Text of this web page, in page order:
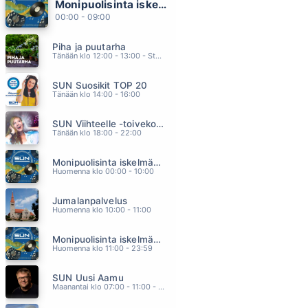
KYLMÄT KYYNELEET
ÄLÄ MEE
JAISET TUULET
NON SIAMO SOLI
Monipuolisinta iskelmää ja parasta poppia
00:00 - 09:00
Piha ja puutarha
Tänään klo 12:00 - 13:00 - Studiossa: Pinsiön Taimisto
SUN Suosikit TOP 20
Tänään klo 14:00 - 16:00
SUN Viihteelle -toivekonsertti
Tänään klo 18:00 - 22:00
Monipuolisinta iskelmää ja parasta poppia
Huomenna klo 00:00 - 10:00
Jumalanpalvelus
Huomenna klo 10:00 - 11:00
Monipuolisinta iskelmää ja parasta poppia
Huomenna klo 11:00 - 23:59
SUN Uusi Aamu
Maanantai klo 07:00 - 11:00 - Studiossa: Kimmo Hoivassilta